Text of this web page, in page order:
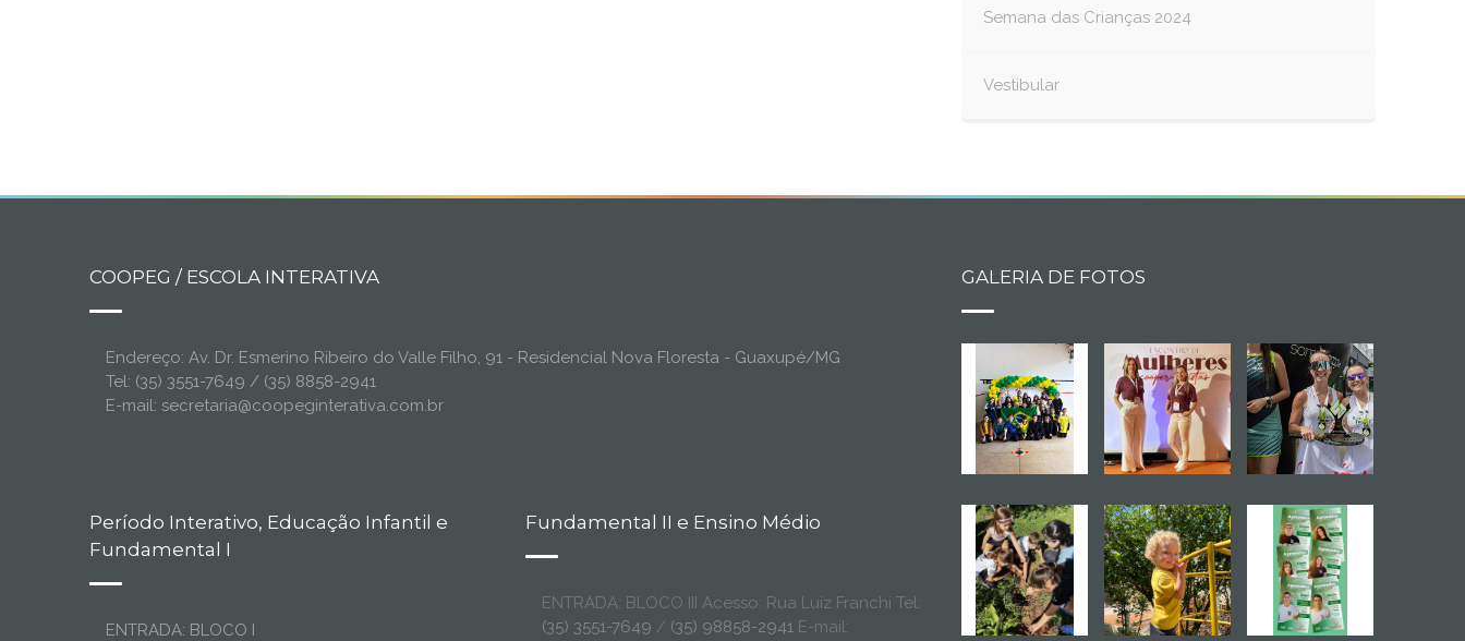
Semana das Crianças 2024
Vestibular
COOPEG / ESCOLA INTERATIVA
Endereço: Av. Dr. Esmerino Ribeiro do Valle Filho, 91 - Residencial Nova Floresta - Guaxupé/MG
Tel: (35) 3551-7649 / (35) 8858-2941
E-mail: secretaria@coopeginterativa.com.br
Período Interativo, Educação Infantil e
Fundamental I
ENTRADA: BLOCO I
Fundamental II e Ensino Médio
ENTRADA: BLOCO III Acesso: Rua Luiz Franchi Tel:
(35) 3551-7649 / (35) 98858-2941E-mail:
GALERIA DE FOTOS